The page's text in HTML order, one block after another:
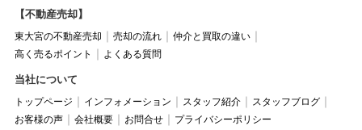
【不動産売却】
東大宮の不動産売却 売却の流れ
仲介と買取の違い
高く売るポイント
よくある質問
当社について
トップページ インフォメーション スタッフ紹介
スタッフブログ
お客様の声
会社概要 お問合せ プライバシーポリシー